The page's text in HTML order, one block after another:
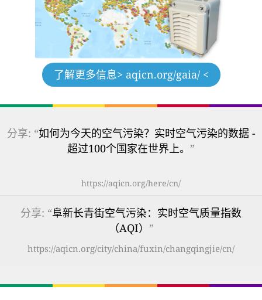
了解更多信息> aqicn.org/gaia/ <
分享: “如何为今天的空气污染？实时空气污染的数据 -
超过100个国家在世界上。 ”
https://aqicn.org/here/cn/
分享: “阜新长青街空气污染：实时空气质量指数
（AQI） ”
https://aqicn.org/city/china/fuxin/changqingjie/cn/